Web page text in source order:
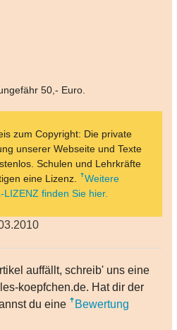
50,- Euro.
zum Copyright: Die private
unserer Webseite und Texte
Schulen und Lehrkräfte
eine Lizenz.
Weitere
finden Sie hier.
auffällt, schreib' uns eine
koepfchen.de. Hat dir der
du eine
Bewertung